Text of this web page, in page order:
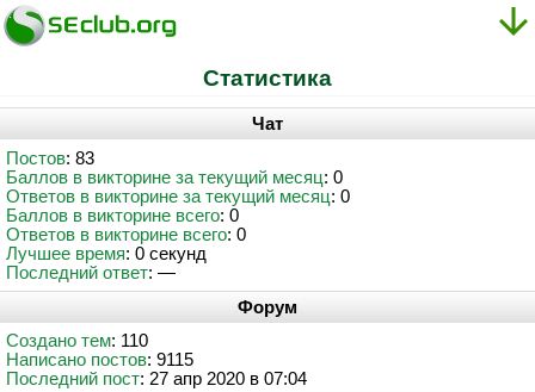
Статистика
Чат
Постов: 83
Баллов в викторине за текущий месяц: 0
Ответов в викторине за текущий месяц: 0
Баллов в викторине всего: 0
Ответов в викторине всего: 0
Лучшее время: 0 секунд
Последний ответ: —
Форум
Создано тем: 110
Написано постов: 9115
Последний пост: 27 апр 2020 в 07:04